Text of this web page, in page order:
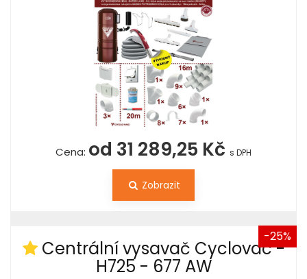
Cena: od 31 289,25 Kč s DPH
Zobrazit
-25%
Centrální vysavač Cyclovac -
H725 - 677 AW